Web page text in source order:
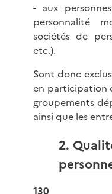
- aux
personnalité
sociétés de
etc.).
Sont donc
en participation
groupements
ainsi que les
2.